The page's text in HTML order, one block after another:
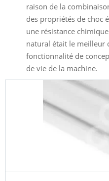
raison de la
des propriétés de choc
une résistance chimique
natural était le meilleur
fonctionnalité de
de vie de la machine.